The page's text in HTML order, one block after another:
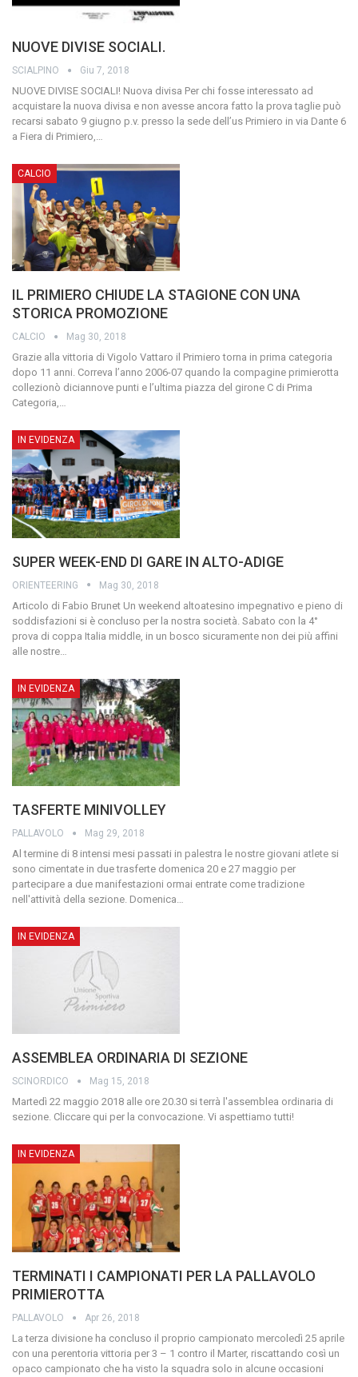
NUOVE DIVISE SOCIALI.
SCIALPINO Giu 7, 2018
NUOVE DIVISE SOCIALI! Nuova divisa Per chi fosse interessato ad
acquistare la nuova divisa e non avesse ancora fatto la prova taglie può
recarsi sabato 9 giugno p.v. presso la sede dell’us Primiero in via Dante 6
a Fiera di Primiero,
CALCIO
IL PRIMIERO CHIUDE LA STAGIONE CON UNA
STORICA PROMOZIONE
CALCIO Mag 30, 2018
Grazie alla vittoria di Vigolo Vattaro il Primiero torna in prima categoria
dopo 11 anni. Correva l’anno 2006-07 quando la compagine primierotta
collezionò diciannove punti e l’ultima piazza del girone C di Prima
Categoria,…
IN EVIDENZA
SUPER WEEK-END DI GARE IN ALTO-ADIGE
ORIENTEERING Mag 30, 2018
Articolo di Fabio Brunet Un weekend altoatesino impegnativo e pieno di
soddisfazioni si è concluso per la nostra società. Sabato con la 4°
prova di coppa Italia middle, in un bosco sicuramente non dei più affini
alle nostre
IN EVIDENZA
TASFERTE MINIVOLLEY
PALLAVOLO Mag 29, 2018
Al termine di 8 intensi mesi passati in palestra le nostre giovani atlete si
sono cimentate in due trasferte domenica 20 e 27 maggio per
partecipare a due manifestazioni ormai entrate come tradizione
nell'attività della sezione. Domenica…
IN EVIDENZA
ASSEMBLEA ORDINARIA DI SEZIONE
SCINORDICO Mag 15, 2018
Martedì 22 maggio 2018 alle ore 20.30 si terrà l'assemblea ordinaria di
sezione. Cliccare qui per la convocazione. Vi aspettiamo tutti!
IN EVIDENZA
TERMINATI I CAMPIONATI PER LA PALLAVOLO
PRIMIEROTTA
PALLAVOLO Apr 26, 2018
La terza divisione ha concluso il proprio campionato mercoledì 25 aprile
con una perentoria vittoria per 3 – 1 contro il Marter, riscattando così un
opaco campionato che ha visto la squadra solo in alcune occasioni